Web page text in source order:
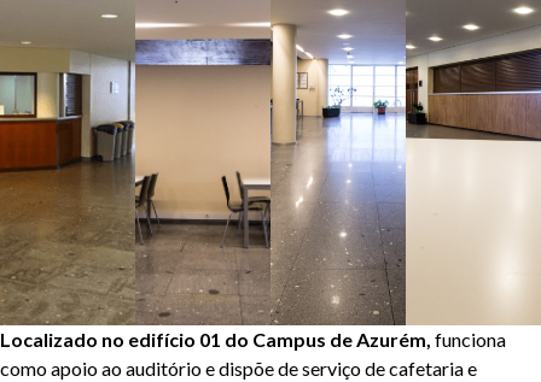
Localizado no edifício 01 do Campus de Azurém, funciona
como apoio ao auditório e dispõe de serviço de cafetaria e